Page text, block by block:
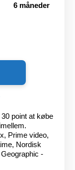
6 måneder
point at købe
Prime video,
Nordisk
-